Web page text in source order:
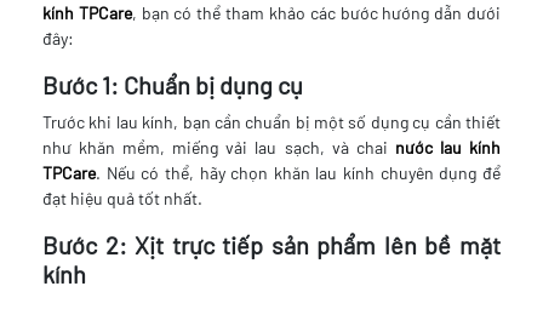
kính TPCare, bạn có thể tham khảo các bước hướng dẫn dưới
đây:
Bước 1: Chuẩn bị dụng cụ
Trước khi lau kính, bạn cần chuẩn bị một số dụng cụ cần thiết
như khăn mềm, miếng vải lau sạch, và chai nước lau kính
TPCare. Nếu có thể, hãy chọn khăn lau kính chuyên dụng để
đạt hiệu quả tốt nhất.
Bước 2: Xịt trực tiếp sản phẩm lên bề mặt
kính